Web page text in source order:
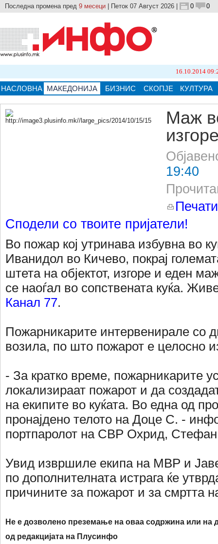
Последна промена пред 9 месеци | Петок 07 Август 2026 | 0 0
16.10.2014 09:21
НАСЛОВНА МАКЕДОНИЈА БИЗНИС СКОПЈЕ КУЛТУРА
Маж
19:40
Печати
Сподели со твоите пријатели!
Во пожар кој утринава избувна во
Иванидол во Кичево, покрај
штета на објектот, изгоре и еден
се наоѓал во сопствената куќа.
Канал 77.
Пожарникарите интервенирале со
возила, по што пожарот е целосно
- За кратко време, пожарникарите
локализираат пожарот и да
на екипите во куќата. Во една од
пронајдено телото на Доце С. -
портпаролот на СВР Охрид,
Увид извршиле екипа на МВР и
по дополнителната истрага ќе
причините за пожарот и за смртта
Не е дозволено преземање на оваа содржина или на
од редакцијата на Плусинфо